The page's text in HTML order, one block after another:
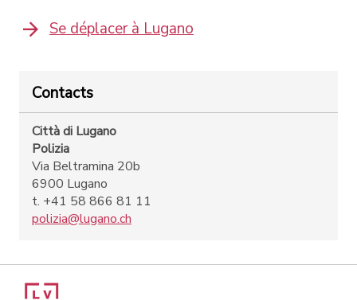
Se déplacer à Lugano
Contacts
Città di Lugano
Polizia
Via Beltramina 20b
6900 Lugano
t. +41 58 866 81 11
polizia@lugano.ch